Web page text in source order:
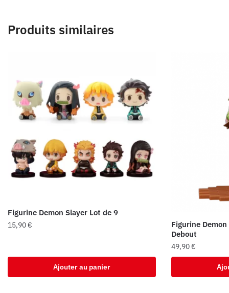
Produits similaires
Figurine Demon Slayer Lot de 9
15,90€
Ajouter au panier
Figurine
Debout
49,90€